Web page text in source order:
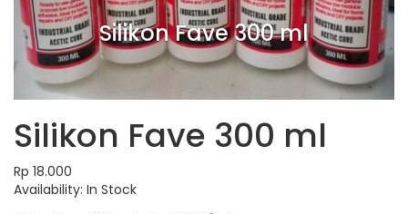
Silikon Fave 300 ml
Silikon Fave 300 ml
Rp 18.000
Availability: In Stock